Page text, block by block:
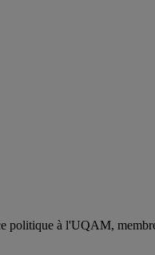
politique à l'UQAM,